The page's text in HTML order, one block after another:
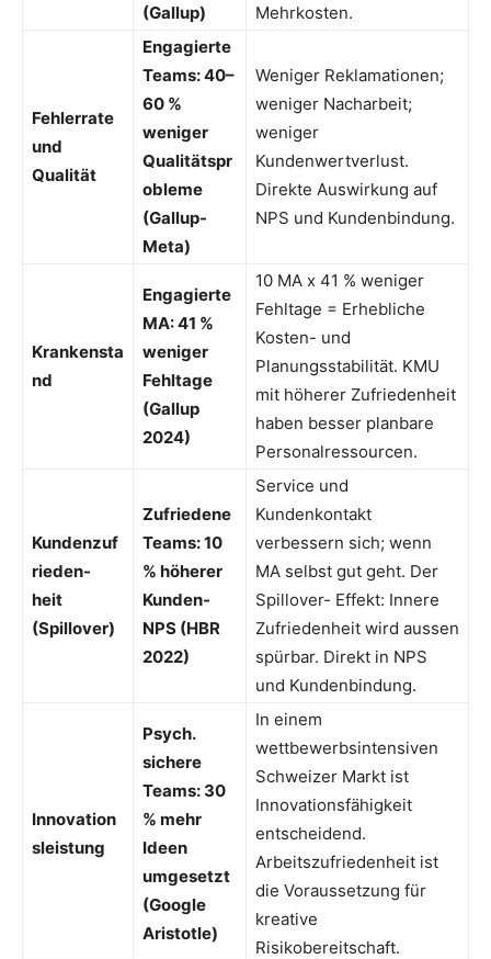
(Gallup) Mehrkosten.
Fehlerrate
und
Qualität
Engagierte
Teams: 40–
60 %
weniger
Qualitätspr
obleme
(Gallup-
Meta)
Weniger Reklamationen;
weniger Nacharbeit;
weniger
Kundenwertverlust.
Direkte Auswirkung auf
NPS und Kundenbindung.
Krankensta
nd
Engagierte
MA: 41 %
weniger
Fehltage
(Gallup
2024)
10 MA x 41 % weniger
Fehltage = Erhebliche
Kosten- und
Planungsstabilität. KMU
mit höherer Zufriedenheit
haben besser planbare
Personalressourcen.
Kundenzuf
rieden-
heit
(Spillover)
Zufriedene
Teams: 10
% höherer
Kunden-
NPS (HBR
2022)
Service und
Kundenkontakt
verbessern sich; wenn
MA selbst gut geht. Der
Spillover- Effekt: Innere
Zufriedenheit wird aussen
spürbar. Direkt in NPS
und Kundenbindung.
Innovation
sleistung
Psych.
sichere
Teams: 30
% mehr
Ideen
umgesetzt
(Google
Aristotle)
In einem
wettbewerbsintensiven
Schweizer Markt ist
Innovationsfähigkeit
entscheidend.
Arbeitszufriedenheit ist
die Voraussetzung für
kreative
Risikobereitschaft.